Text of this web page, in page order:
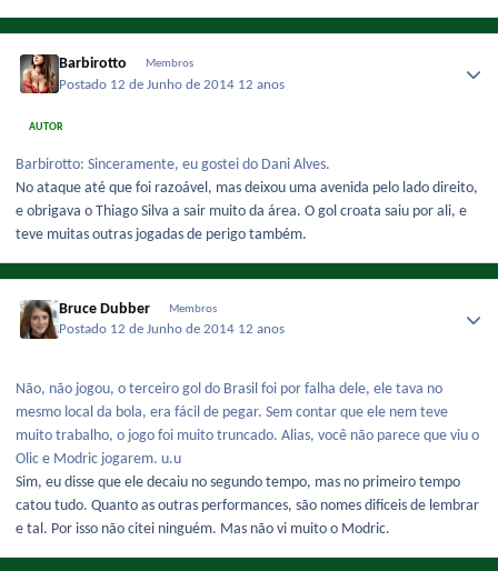
Barbirotto Membros
Postado 12 de Junho de 2014 12 anos
AUTOR
Barbirotto: Sinceramente, eu gostei do Dani Alves.
No ataque até que foi razoável, mas deixou uma avenida pelo lado direito,
e obrigava o Thiago Silva a sair muito da área. O gol croata saiu por ali, e
teve muitas outras jogadas de perigo também.
Bruce Dubber Membros
Postado 12 de Junho de 2014 12 anos
Não, não jogou, o terceiro gol do Brasil foi por falha dele, ele tava no
mesmo local da bola, era fácil de pegar. Sem contar que ele nem teve
muito trabalho, o jogo foi muito truncado. Alias, você não parece que viu o
Olic e Modric jogarem. u.u
Sim, eu disse que ele decaiu no segundo tempo, mas no primeiro tempo
catou tudo. Quanto as outras performances, são nomes dificeis de lembrar
e tal. Por isso não citei ninguém. Mas não vi muito o Modric.